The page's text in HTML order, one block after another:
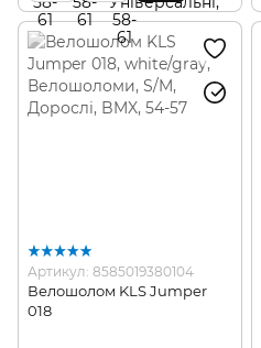
Артикул: 8585019380104
Велошолом KLS Jumper
018